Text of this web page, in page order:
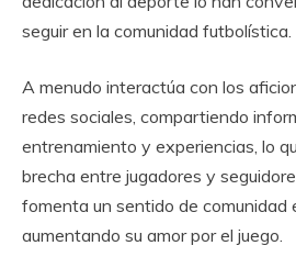
seguir en la comunidad futbolística.
A menudo interactúa con los
redes sociales, compartiendo
entrenamiento y experiencias, lo
brecha entre jugadores y
fomenta un sentido de comunidad
aumentando su amor por el juego.